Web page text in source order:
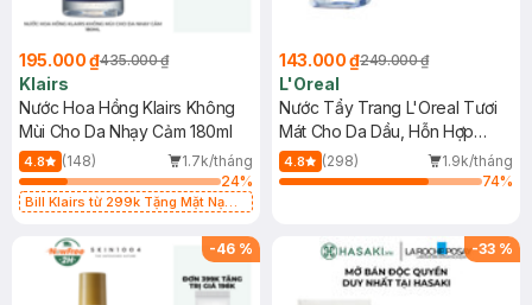
195.000 ₫435.000 ₫
Klairs
Nước Hoa Hồng Klairs Không
Mùi Cho Da Nhạy Cảm 180ml
4.8 (148)
1.7k/tháng
24%
Bill Klairs từ 299k Tặng Mặt Nạ
25ml (SL Có Hạn)
143.000 ₫249.000 ₫
L'Oreal
Nước Tẩy Trang L'Oreal Tươi
Mát Cho Da Dầu, Hỗn Hợp
400ml
4.8 (298)
1.9k/tháng
74%
-46 % -33 %